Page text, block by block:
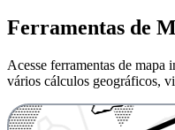
Ferramentas de
Acesse ferramentas de mapa
vários cálculos geográficos,